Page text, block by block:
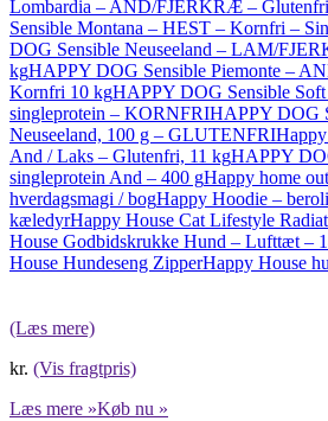
Lombardia – AND/FJERKRÆ –
Sensible Montana – HEST – Kornfri –
DOG Sensible Neuseeland – LAM/
kgHAPPY DOG Sensible Piemonte –
Kornfri 10 kgHAPPY DOG Sensible
singleprotein – KORNFRIHAPPY DOG
Neuseeland, 100 g – GLUTENFRI
And / Laks – Glutenfri, 11 kgHAPPY
singleprotein And – 400 gHappy home
hverdagsmagi / bogHappy Hoodie –
kæledyrHappy House Cat Lifestyle
House Godbidskrukke Hund – Lufttæt –
House Hundeseng ZipperHappy House
(Læs mere)
kr. (Vis fragtpris)
Læs mere »Køb nu »